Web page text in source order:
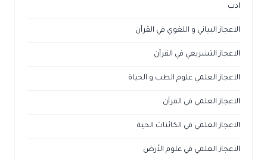
الاعجاز البياني و اللغوي في القرآن
الاعجاز التشريعي في القرآن
الاعجاز العلمي علوم الطب و الحياة
الاعجاز العلمي في القرآن
الاعجاز العلمي في الكائنات الحية
الاعجاز العلمي في علوم الأرض